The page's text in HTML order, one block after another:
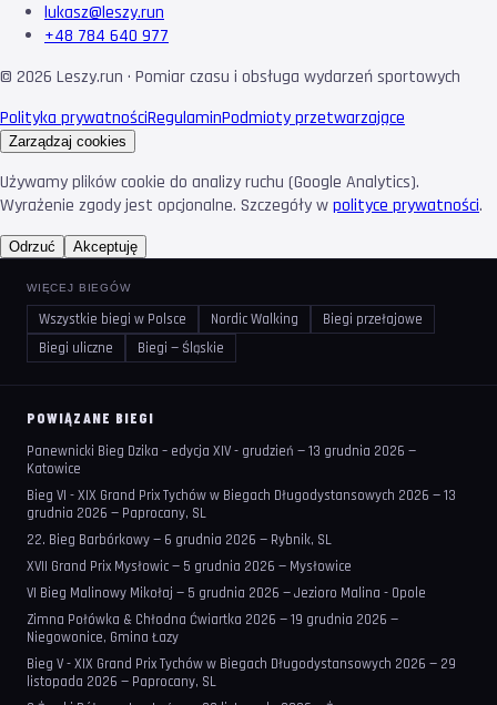
lukasz@leszy.run
+48 784 640 977
© 2026 Leszy.run · Pomiar czasu i obsługa wydarzeń sportowych
Polityka prywatnościRegulaminPodmioty przetwarzające
Zarządzaj cookies
Używamy plików cookie do analizy ruchu (Google Analytics).
Wyrażenie zgody jest opcjonalne. Szczegóły wpolityce prywatności.
Odrzuć Akceptuję
WIĘCEJ BIEGÓW
Wszystkie biegi w Polsce Nordic Walking
Biegi przełajowe
Biegi uliczne
Biegi — Śląskie
POWIĄZANE BIEGI
Panewnicki Bieg Dzika – edycja XIV - grudzień — 13 grudnia 2026 —
Katowice
Bieg VI - XIX Grand Prix Tychów w Biegach Długodystansowych 2026 — 13
grudnia 2026 — Paprocany, SL
22. Bieg Barbórkowy — 6 grudnia 2026 — Rybnik, SL
XVII Grand Prix Mysłowic — 5 grudnia 2026 — Mysłowice
VI Bieg Malinowy Mikołaj — 5 grudnia 2026 — Jezioro Malina - Opole
Zimna Połówka & Chłodna Ćwiartka 2026 — 19 grudnia 2026 —
Niegowonice, Gmina Łazy
Bieg V - XIX Grand Prix Tychów w Biegach Długodystansowych 2026 — 29
listopada 2026 — Paprocany, SL